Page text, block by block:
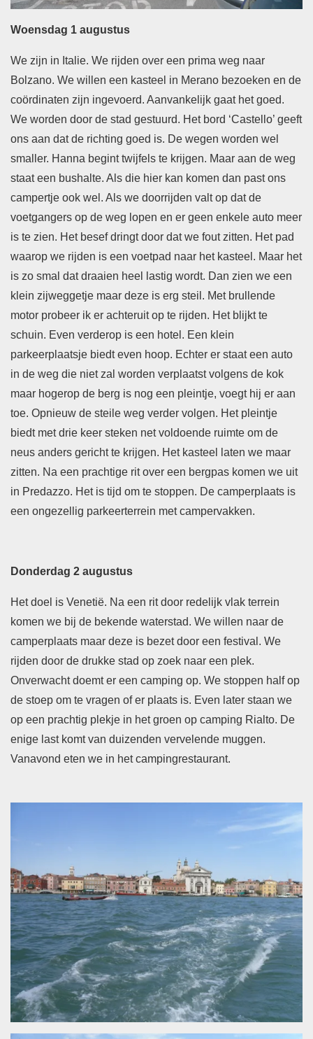
Woensdag 1 augustus
We zijn in Italie. We rijden over een prima weg naar
Bolzano. We willen een kasteel in Merano bezoeken en de
coördinaten zijn ingevoerd. Aanvankelijk gaat het goed.
We worden door de stad gestuurd. Het bord ‘Castello’ geeft
ons aan dat de richting goed is. De wegen worden wel
smaller. Hanna begint twijfels te krijgen. Maar aan de weg
staat een bushalte. Als die hier kan komen dan past ons
campertje ook wel. Als we doorrijden valt op dat de
voetgangers op de weg lopen en er geen enkele auto meer
is te zien. Het besef dringt door dat we fout zitten. Het pad
waarop we rijden is een voetpad naar het kasteel. Maar het
is zo smal dat draaien heel lastig wordt. Dan zien we een
klein zijweggetje maar deze is erg steil. Met brullende
motor probeer ik er achteruit op te rijden. Het blijkt te
schuin. Even verderop is een hotel. Een klein
parkeerplaatsje biedt even hoop. Echter er staat een auto
in de weg die niet zal worden verplaatst volgens de kok
maar hogerop de berg is nog een pleintje, voegt hij er aan
toe. Opnieuw de steile weg verder volgen. Het pleintje
biedt met drie keer steken net voldoende ruimte om de
neus anders gericht te krijgen. Het kasteel laten we maar
zitten. Na een prachtige rit over een bergpas komen we uit
in Predazzo. Het is tijd om te stoppen. De camperplaats is
een ongezellig parkeerterrein met campervakken.
Donderdag 2 augustus
Het doel is Venetië. Na een rit door redelijk vlak terrein
komen we bij de bekende waterstad. We willen naar de
camperplaats maar deze is bezet door een festival. We
rijden door de drukke stad op zoek naar een plek.
Onverwacht doemt er een camping op. We stoppen half op
de stoep om te vragen of er plaats is. Even later staan we
op een prachtig plekje in het groen op camping Rialto. De
enige last komt van duizenden vervelende muggen.
Vanavond eten we in het campingrestaurant.